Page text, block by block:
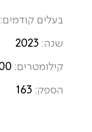
בעלים קודמים:
שנה: 2023
קילומטרים:
הספק: 163